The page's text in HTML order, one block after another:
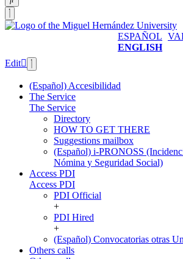
ESPAÑOL
ENGLISH
Edit
(Español) Accesibilidad
The Service
The Service
Directory
HOW TO GET THERE
Suggestions mailbox
(Español) i-PRONOSS
Nómina y Seguridad Social)
Access PDI
Access PDI
PDI Official
+
PDI Hired
+
(Español) Convocatorias otras
Others calls